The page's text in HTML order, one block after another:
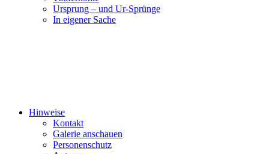
Ursprung – und Ur-Sprünge
In eigener Sache
Hinweise
Kontakt
Galerie anschauen
Personenschutz